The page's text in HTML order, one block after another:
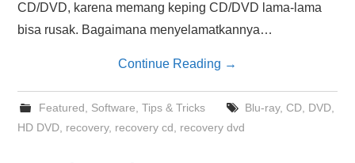
CD/DVD, karena memang keping CD/DVD lama-lama
bisa rusak. Bagaimana menyelamatkannya…
Continue Reading →
Featured Software Tips & Tricks Blu-ray, CD, DVD,
HD DVD recovery, recovery cd recovery dvd